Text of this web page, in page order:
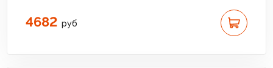
4682 руб